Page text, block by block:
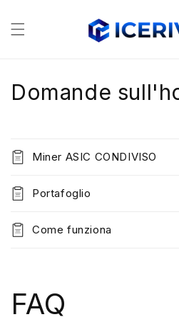
ai contenuti
Domande
Miner ASIC CONDIVISO
Portafoglio
Come funziona
FAQ